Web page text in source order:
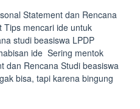
Statement dan Rencana
Tips mencari ide untuk
studi beasiswa LPDP
ide Sering mentok
dan Rencana Studi beasiswa
bisa, tapi karena bingung